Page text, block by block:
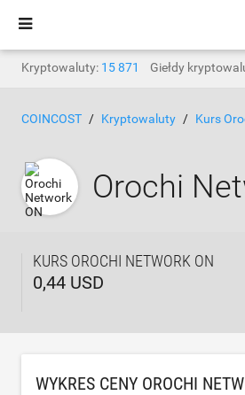
Kryptowaluty: 15 871 Giełdy
COINCOST Kryptowaluty Kurs
Orochi
KURS OROCHI NETWORK ON
0,44 USD
WYKRES CENY OROCHI